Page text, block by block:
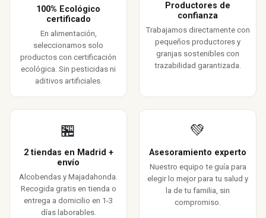
100% Ecológico
certificado
En alimentación,
seleccionamos solo
productos con certificación
ecológica. Sin pesticidas ni
aditivos artificiales.
Productores de
confianza
Trabajamos directamente con
pequeños productores y
granjas sostenibles con
trazabilidad garantizada.
🏪
2 tiendas en Madrid +
envío
Alcobendas y Majadahonda.
Recogida gratis en tienda o
entrega a domicilio en 1-3
días laborables.
💚
Asesoramiento experto
Nuestro equipo te guía para
elegir lo mejor para tu salud y
la de tu familia, sin
compromiso.